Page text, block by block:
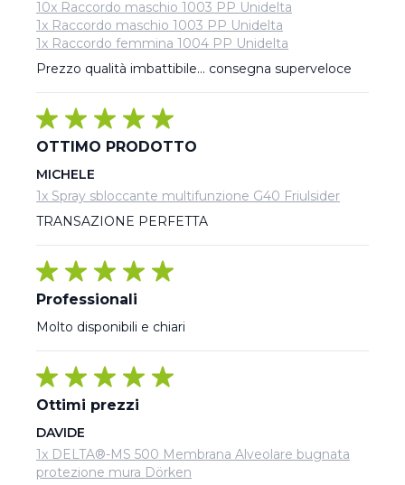
10x Raccordo maschio 1003 PP Unidelta
1x Raccordo maschio 1003 PP Unidelta
1x Raccordo femmina 1004 PP Unidelta
Prezzo qualità imbattibile... consegna superveloce
OTTIMO PRODOTTO
MICHELE
1x Spray sbloccante multifunzione G40 Friulsider
TRANSAZIONE PERFETTA
Professionali
Molto disponibili e chiari
Ottimi prezzi
DAVIDE
1x DELTA®-MS 500 Membrana Alveolare bugnata
protezione mura Dörken